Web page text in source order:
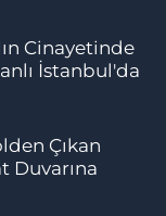
Cinayetinde
İstanbul'da
Çıkan
Duvarına